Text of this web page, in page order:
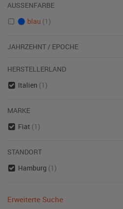
AUSSENFARBE
blau (1)
JAHRZEHNT / EPOCHE
HERSTELLERLAND
Italien (1)
MARKE
Fiat (1)
STANDORT
Hamburg (1)
Erweiterte Suche